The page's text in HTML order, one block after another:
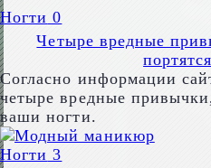
Ногти 0
Четыре вредные
Согласно информации
четыре вредные
ваши ногти.
Ногти 3